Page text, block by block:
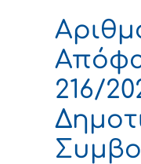
216/